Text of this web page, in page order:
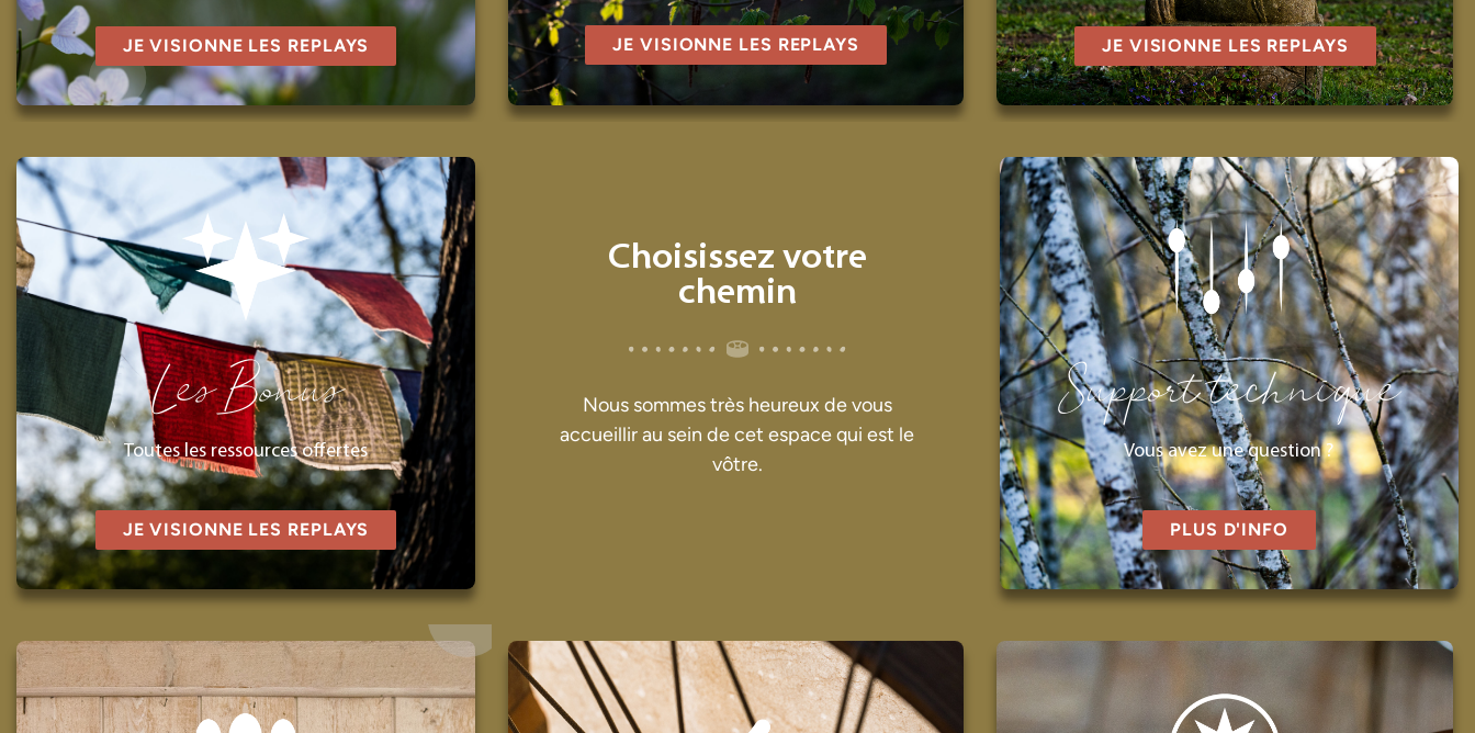
JE VISIONNE LES REPLAYS JE VISIONNE LES REPLAYS JE VISIONNE LES REPLAYS
Les Bonus
Toutes les ressources offertes
JE VISIONNE LES REPLAYS
Choisissez votre
chemin
Nous sommes très heureux de vous
accueillir au sein de cet espace qui est le
vôtre.
Support technique
Vous avez une question ?
PLUS D'INFO